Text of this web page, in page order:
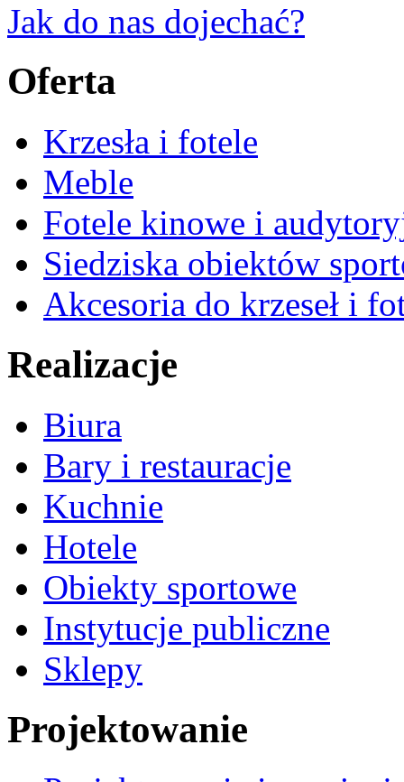
Jak do nas dojechać?
Oferta
Krzesła i fotele
Meble
Fotele kinowe i
Siedziska obiektów
Akcesoria do krzeseł i
Realizacje
Biura
Bary i restauracje
Kuchnie
Hotele
Obiekty sportowe
Instytucje publiczne
Sklepy
Projektowanie